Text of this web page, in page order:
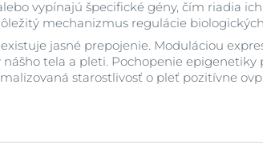
produkty
vypínajú špecifické gény, čím riadia
mechanizmus regulácie
jasné prepojenie. Moduláciou
tela a pleti. Pochopenie epigenetiky
starostlivosť o pleť pozitívne